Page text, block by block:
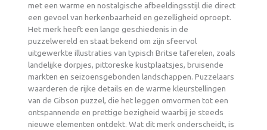
met een warme en nostalgische afbeeldingsstijl die direct
een gevoel van herkenbaarheid en gezelligheid oproept.
Het merk heeft een lange geschiedenis in de
puzzelwereld en staat bekend om zijn sfeervol
uitgewerkte illustraties van typisch Britse taferelen, zoals
landelijke dorpjes, pittoreske kustplaatsjes, bruisende
markten en seizoensgebonden landschappen. Puzzelaars
waarderen de rijke details en de warme kleurstellingen
van de Gibson puzzel, die het leggen omvormen tot een
ontspannende en prettige bezigheid waarbij je steeds
nieuwe elementen ontdekt. Wat dit merk onderscheidt, is